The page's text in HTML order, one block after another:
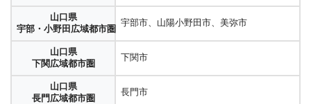
山口県
宇部・小野田広域都市圏
宇部市、山陽小野田市、美弥市
山口県
下関広域都市圏
下関市
山口県
長門広域都市圏
長門市